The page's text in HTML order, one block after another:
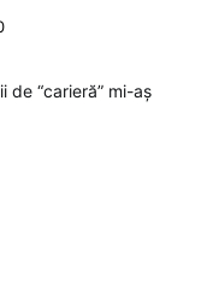
de “carieră” mi-aș